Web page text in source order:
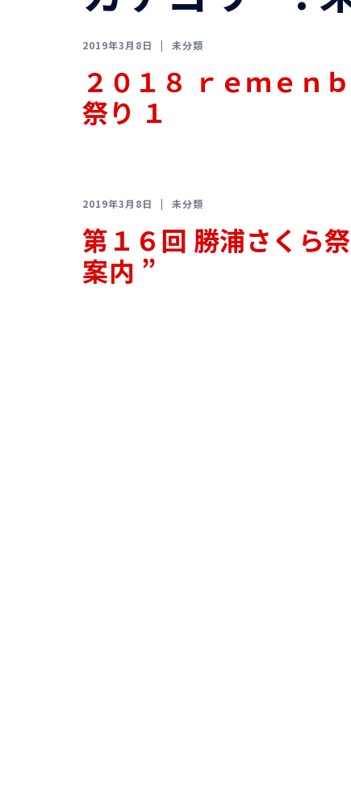
2019年3月8日 未分類
２０１８ ｒｅｍｅｎ
祭り １
2019年3月8日 未分類
第１６回 勝浦さく
案内 ”